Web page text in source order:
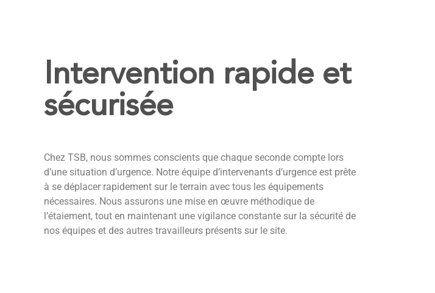
Intervention rapide et
sécurisée
Chez TSB, nous sommes conscients que chaque seconde compte lors
d’une situation d’urgence. Notre équipe d’intervenants d’urgence est prête
à se déplacer rapidement sur le terrain avec tous les équipements
nécessaires. Nous assurons une mise en œuvre méthodique de
l’étaiement, tout en maintenant une vigilance constante sur la sécurité de
nos équipes et des autres travailleurs présents sur le site.